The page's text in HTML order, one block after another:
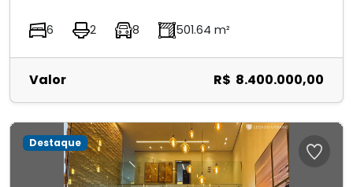
6 2 8 501.64 m²
Valor R$ 8.400.000,00
Destaque